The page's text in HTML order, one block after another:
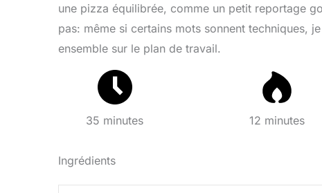
une pizza équilibrée, comme un petit reportage
pas: même si certains mots sonnent techniques,
ensemble sur le plan de travail.
35 minutes 12 minutes
Ingrédients